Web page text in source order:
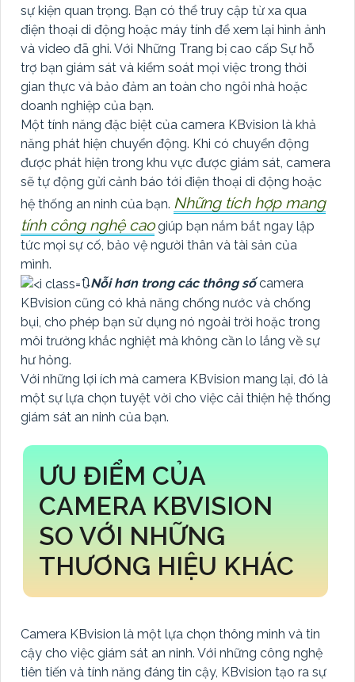
sự kiện quan trọng. Bạn có thể truy cập từ xa qua
điện thoại di động hoặc máy tính để xem lại hình ảnh
và video đã ghi. Với Những Trang bị cao cấp Sự hỗ
trợ bạn giám sát và kiểm soát mọi việc trong thời
gian thực và bảo đảm an toàn cho ngôi nhà hoặc
doanh nghiệp của bạn.
Một tính năng đặc biệt của camera KBvision là khả
năng phát hiện chuyển động. Khi có chuyển động
được phát hiện trong khu vực được giám sát, camera
sẽ tự động gửi cảnh báo tới điện thoại di động hoặc
hệ thống an ninh của bạn. Những tích hợp mang
tính công nghệ caogiúp bạn nắm bắt ngay lập
tức mọi sự cố, bảo vệ người thân và tài sản của
mình.
🔃Nỗi hơn trong các thông sốcamera
KBvision cũng có khả năng chống nước và chống
bụi, cho phép bạn sử dụng nó ngoài trời hoặc trong
môi trường khắc nghiệt mà không cần lo lắng về sự
hư hỏng.
Với những lợi ích mà camera KBvision mang lại, đó là
một sự lựa chọn tuyệt vời cho việc cải thiện hệ thống
giám sát an ninh của bạn.
ƯU ĐIỂM CỦA
CAMERA KBVISION
SO VỚI NHỮNG
THƯƠNG HIỆU KHÁC
Camera KBvision là một lựa chọn thông minh và tin
cậy cho việc giám sát an ninh. Với những công nghệ
tiên tiến và tính năng đáng tin cậy, KBvision tạo ra sự